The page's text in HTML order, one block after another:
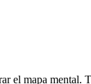
el mapa mental.